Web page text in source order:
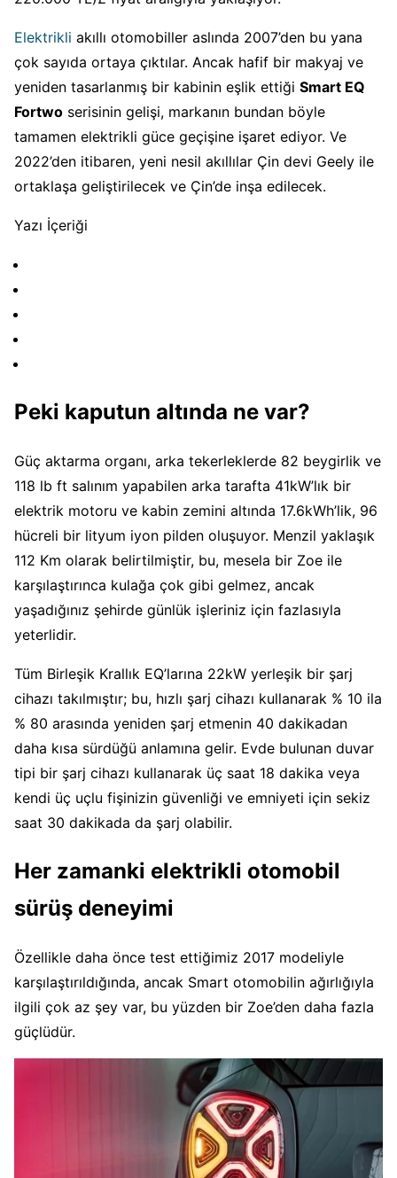
Elektrikli akıllı otomobiller aslında 2007’den bu yana
çok sayıda ortaya çıktılar. Ancak hafif bir makyaj ve
yeniden tasarlanmış bir kabinin eşlik ettiği Smart EQ
Fortwo serisinin gelişi, markanın bundan böyle
tamamen elektrikli güce geçişine işaret ediyor. Ve
2022’den itibaren, yeni nesil akıllılar Çin devi Geely ile
ortaklaşa geliştirilecek ve Çin’de inşa edilecek.
Yazı İçeriği
Peki kaputun altında ne var?
Güç aktarma organı, arka tekerleklerde 82 beygirlik ve
118 lb ft salınım yapabilen arka tarafta 41kW’lık bir
elektrik motoru ve kabin zemini altında 17.6kWh’lik, 96
hücreli bir lityum iyon pilden oluşuyor. Menzil yaklaşık
112 Km olarak belirtilmiştir, bu, mesela bir Zoe ile
karşılaştırınca kulağa çok gibi gelmez, ancak
yaşadığınız şehirde günlük işleriniz için fazlasıyla
yeterlidir.
Tüm Birleşik Krallık EQ’larına 22kW yerleşik bir şarj
cihazı takılmıştır; bu, hızlı şarj cihazı kullanarak % 10 ila
% 80 arasında yeniden şarj etmenin 40 dakikadan
daha kısa sürdüğü anlamına gelir. Evde bulunan duvar
tipi bir şarj cihazı kullanarak üç saat 18 dakika veya
kendi üç uçlu fişinizin güvenliği ve emniyeti için sekiz
saat 30 dakikada da şarj olabilir.
Her zamanki elektrikli otomobil
sürüş deneyimi
Özellikle daha önce test ettiğimiz 2017 modeliyle
karşılaştırıldığında, ancak Smart otomobilin ağırlığıyla
ilgili çok az şey var, bu yüzden bir Zoe’den daha fazla
güçlüdür.